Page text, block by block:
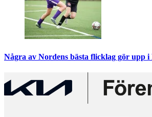
Några av Nordens bästa flicklag gör upp